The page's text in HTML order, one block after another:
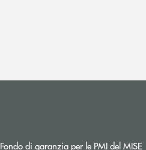
Fondo di garanzia per le PMI del MISE